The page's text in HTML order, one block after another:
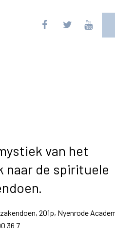
van het
naar de spirituele
201p, Nyenrode
36 7